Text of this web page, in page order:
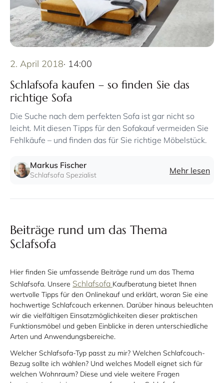
2. April 2018· 14:00
Schlafsofa kaufen – so finden Sie das
richtige Sofa
Die Suche nach dem perfekten Sofa ist gar nicht so
leicht. Mit diesen Tipps für den Sofakauf vermeiden Sie
Fehlkäufe – und finden das für Sie richtige Möbelstück.
Markus Fischer
Schlafsofa Spezialist Mehr lesen
Beiträge rund um das Thema
Sclafsofa
Hier finden Sie umfassende Beiträge rund um das Thema
Schlafsofa. Unsere Schlafsofa Kaufberatung bietet Ihnen
wertvolle Tipps für den Onlinekauf und erklärt, woran Sie eine
hochwertige Schlafcouch erkennen. Darüber hinaus beleuchten
wir die vielfältigen Einsatzmöglichkeiten dieser praktischen
Funktionsmöbel und geben Einblicke in deren unterschiedliche
Arten und Anwendungsbereiche.
Welcher Schlafsofa-Typ passt zu mir? Welchen Schlafcouch-
Bezug sollte ich wählen? Und welches Modell eignet sich für
welchen Wohnraum? Diese und viele weitere Fragen